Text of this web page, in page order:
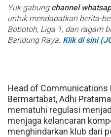
Yuk gabung channel
untuk mendapatkan berita-
Bobotoh, Liga 1, dan ragam
Bandung Raya. Klik di sini
Head of Communications
Bermartabat, Adhi
mematuhi regulasi
menjaga kelancaran
menghindarkan klub dari